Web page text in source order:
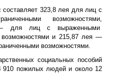
составляет 323,8 лея для лиц с
возможностями,
для лиц с выраженными
возможностями и 215,87 лея —
возможностями.
социальных пособий
910 пожилых людей и около 12